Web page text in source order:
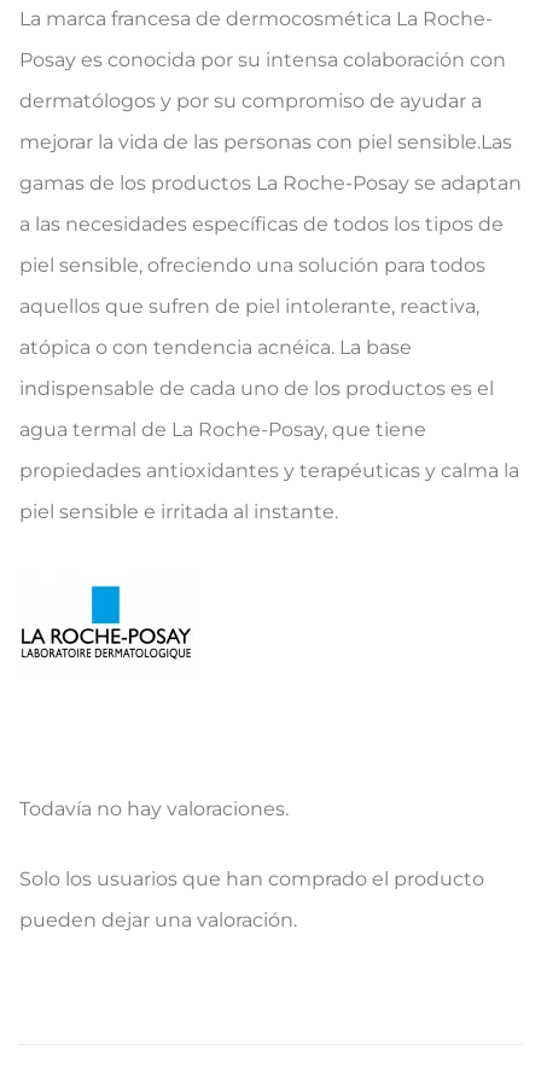
La marca francesa de dermocosmética La Roche-
Posay es conocida por su intensa colaboración con
dermatólogos y por su compromiso de ayudar a
mejorar la vida de las personas con piel sensible.Las
gamas de los productos La Roche-Posay se adaptan
a las necesidades específicas de todos los tipos de
piel sensible, ofreciendo una solución para todos
aquellos que sufren de piel intolerante, reactiva,
atópica o con tendencia acnéica. La base
indispensable de cada uno de los productos es el
agua termal de La Roche-Posay, que tiene
propiedades antioxidantes y terapéuticas y calma la
piel sensible e irritada al instante.
V
a
Todavía no hay valoraciones.
Solo los usuarios que han comprado el producto
pueden dejar una valoración.